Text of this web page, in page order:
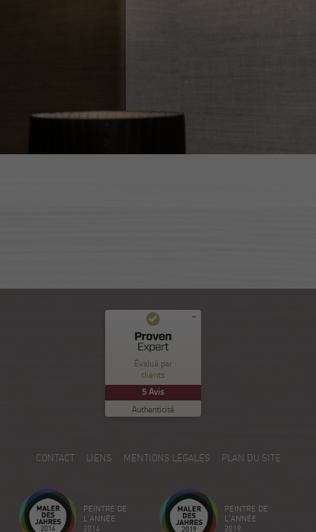
Évalué par
clients
5Avis
Authenticité
Commentaires et expériences des clients pour
Nuance Sion
100
%
Recommandé sur
ProvenExpert.com
EXCELLENT
5.00
/
5
Créez votre propre sceau maintenant
18/12/2025
Voir le profil
CONTACT LIENS MENTIONS LÉGALES PLAN DU SITE
PEINTRE DE
L'ANNÉE
2014
PEINTRE DE
L'ANNÉE
2019